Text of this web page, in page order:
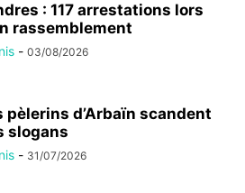
: 117 arrestations lors
rassemblement
- 03/08/2026
pèlerins d’Arbaïn scandent
slogans
- 31/07/2026